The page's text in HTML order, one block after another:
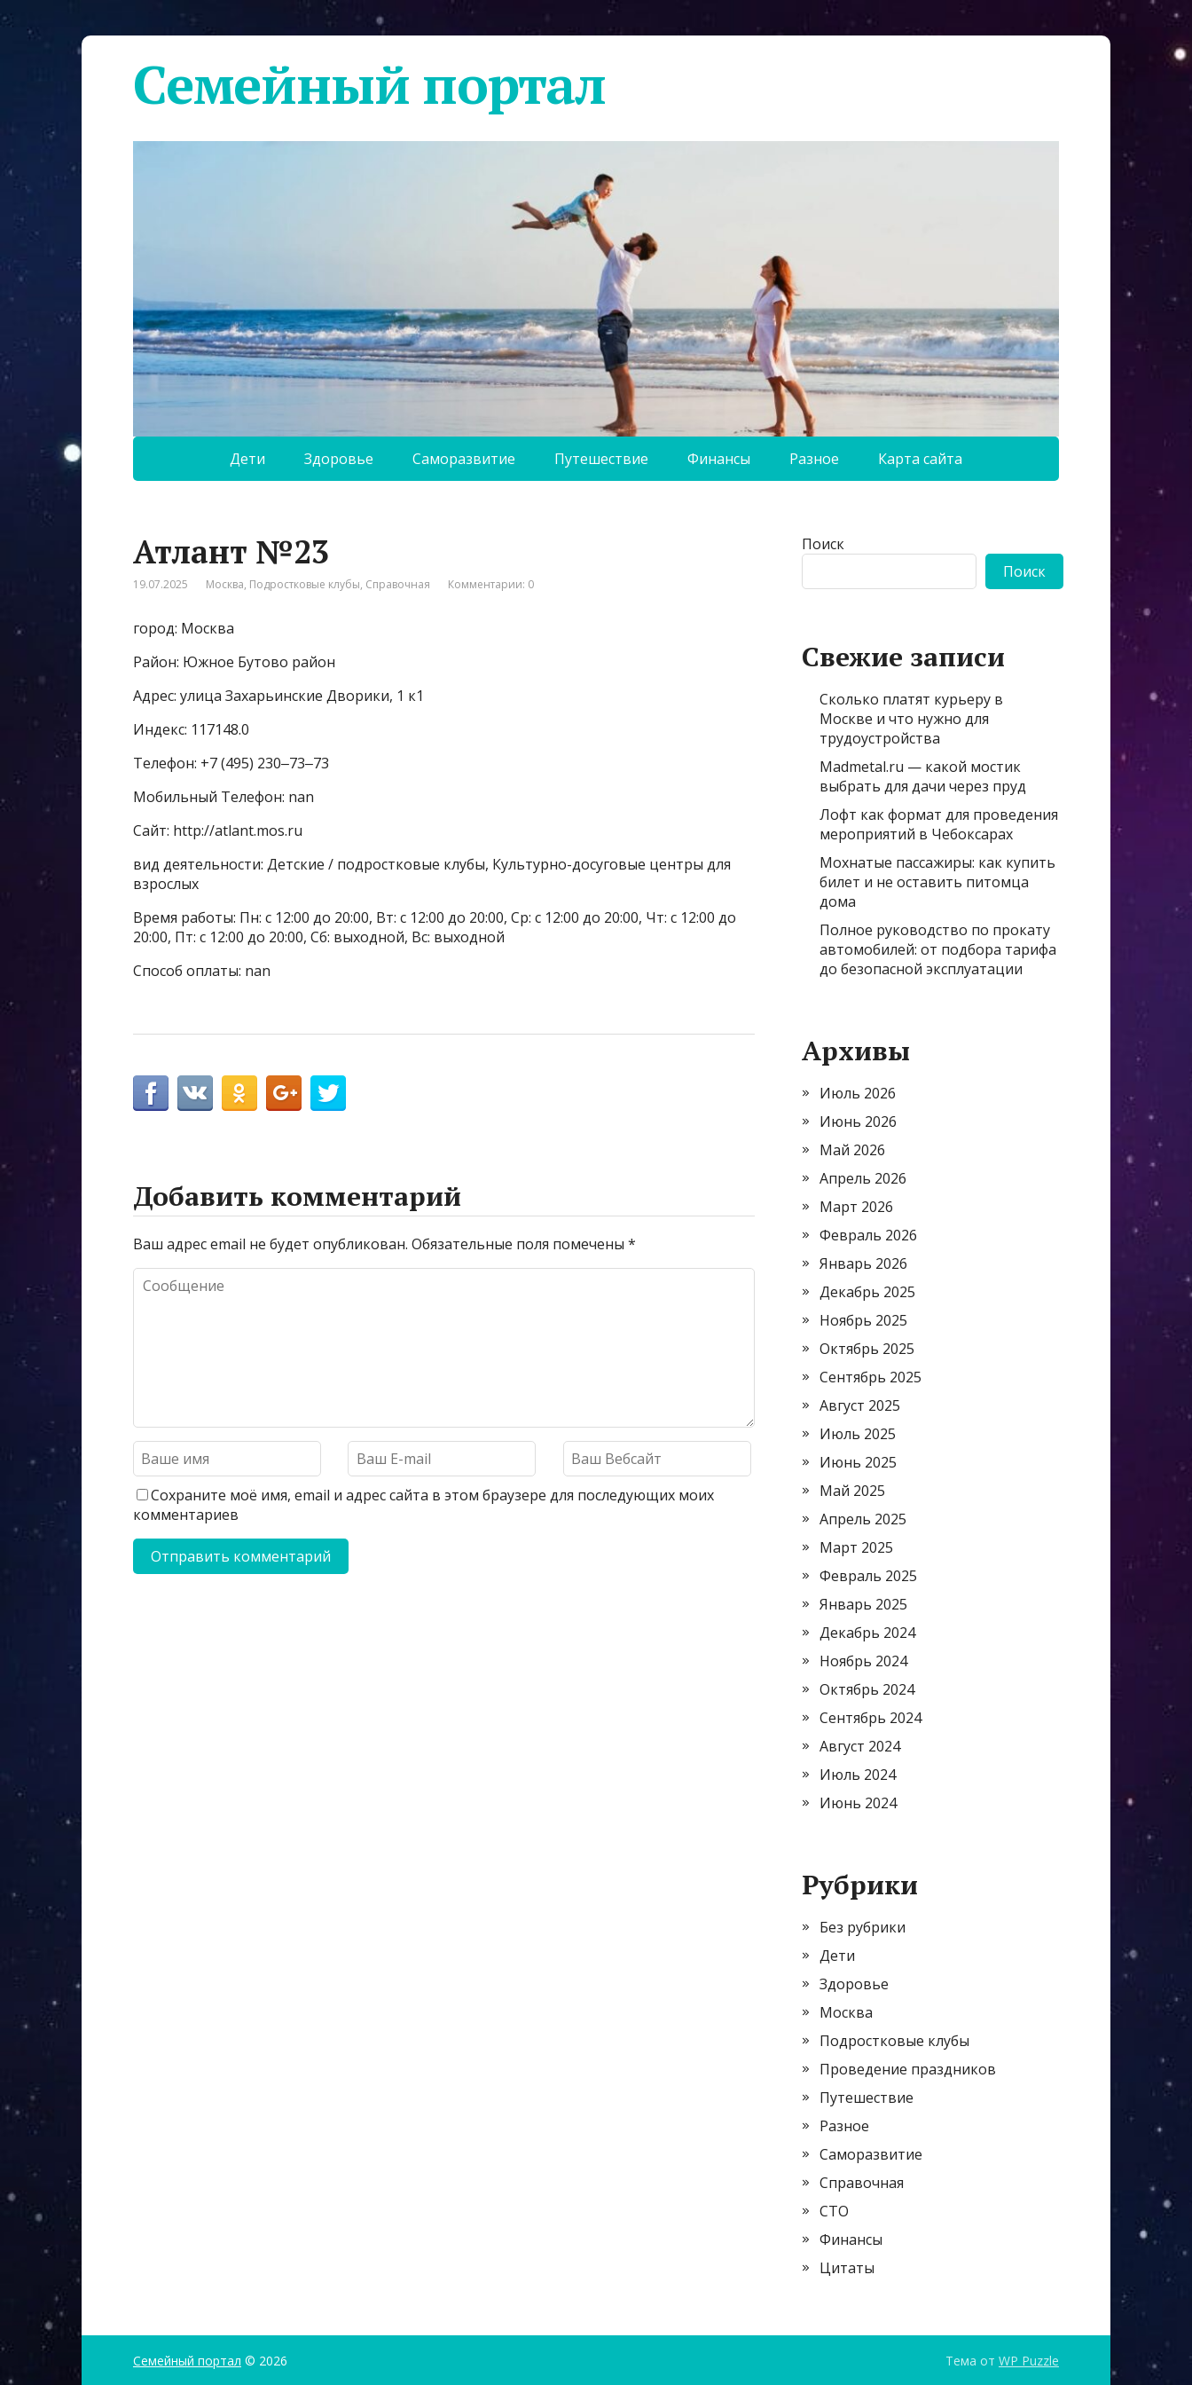
Семейный портал
Дети Здоровье Саморазвитие Путешествие Финансы Разное Карта сайта
Атлант №23
19.07.2025 Москва, Подростковые клубы, Справочная Комментарии: 0
город: Москва
Район: Южное Бутово район
Адрес: улица Захарьинские Дворики, 1 к1
Индекс: 117148.0
Телефон: +7 (495) 230‒73‒73
Мобильный Телефон: nan
Сайт: http://atlant.mos.ru
вид деятельности: Детские / подростковые клубы, Культурно-досуговые центры для
взрослых
Время работы: Пн: с 12:00 до 20:00, Вт: с 12:00 до 20:00, Ср: с 12:00 до 20:00, Чт: с 12:00 до
20:00, Пт: с 12:00 до 20:00, Сб: выходной, Вс: выходной
Способ оплаты: nan
Добавить комментарий
Ваш адрес email не будет опубликован. Обязательные поля помечены *
Сохраните моё имя, email и адрес сайта в этом браузере для последующих моих
комментариев
Поиск
Поиск
Свежие записи
Сколько платят курьеру в
Москве и что нужно для
трудоустройства
Madmetal.ru — какой мостик
выбрать для дачи через пруд
Лофт как формат для проведения
мероприятий в Чебоксарах
Мохнатые пассажиры: как купить
билет и не оставить питомца
дома
Полное руководство по прокату
автомобилей: от подбора тарифа
до безопасной эксплуатации
Архивы
Июль 2026
Июнь 2026
Май 2026
Апрель 2026
Март 2026
Февраль 2026
Январь 2026
Декабрь 2025
Ноябрь 2025
Октябрь 2025
Сентябрь 2025
Август 2025
Июль 2025
Июнь 2025
Май 2025
Апрель 2025
Март 2025
Февраль 2025
Январь 2025
Декабрь 2024
Ноябрь 2024
Октябрь 2024
Сентябрь 2024
Август 2024
Июль 2024
Июнь 2024
Рубрики
Без рубрики
Дети
Здоровье
Москва
Подростковые клубы
Проведение праздников
Путешествие
Разное
Саморазвитие
Справочная
СТО
Финансы
Цитаты
Семейный портал © 2026 Тема от WP Puzzle